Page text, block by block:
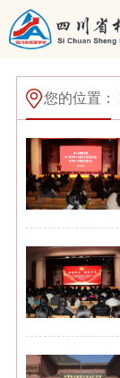
您的位置：